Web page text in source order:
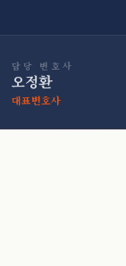
담당 변호사
오정환
대표변호사